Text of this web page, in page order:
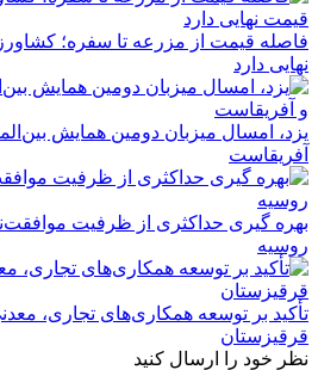
فاصله قیمت از مزرعه تا سفره؛
نهایی دارد
یزد، امسال میزبان دومین همایش
آفریقاست
بهره گیری حداکثری از ظرفیت
روسیه
تأکید بر توسعه همکاری‌های تجاری،
قرقیزستان
نظر خود را ارسال کنید